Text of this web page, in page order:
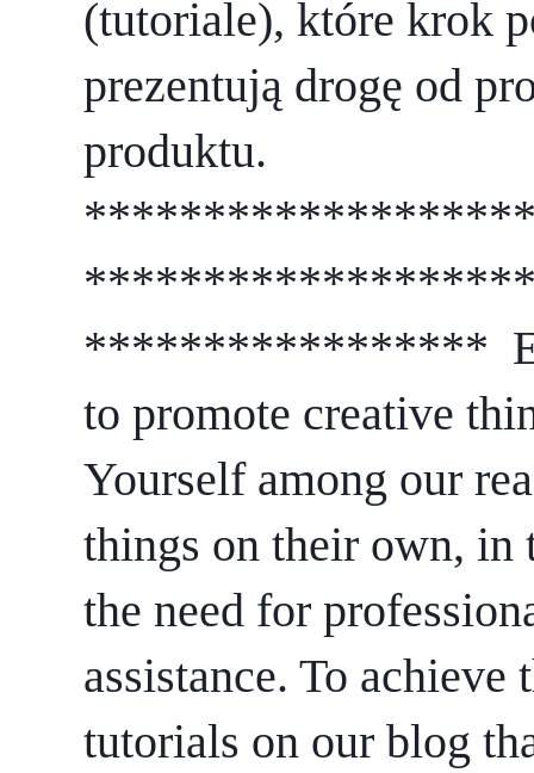
(tutoriale), które krok
prezentują drogę od
produktu.
*****************
to promote creative
Yourself among our
things on their own, in
the need for
assistance. To
tutorials on our blog